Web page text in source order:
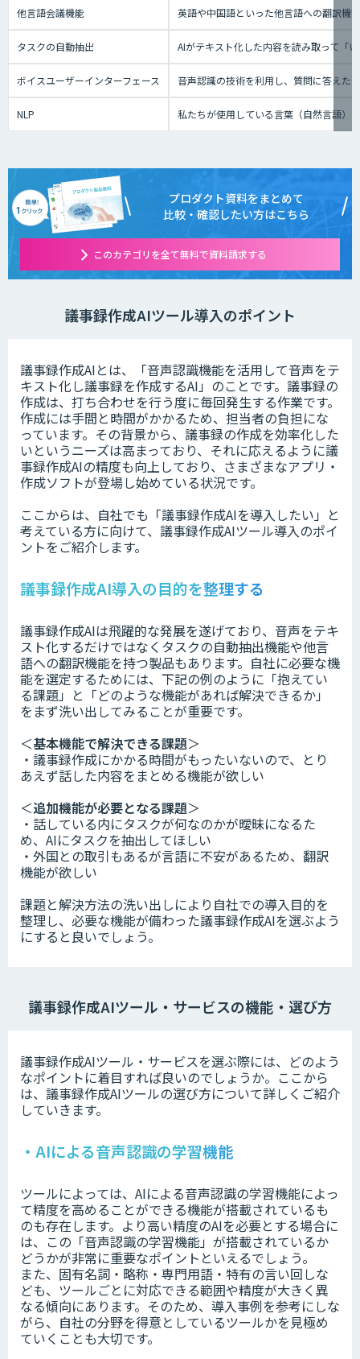
他言語会議機能 英語や中国語といった他言語への翻訳機
タスクの自動抽出 AIがテキスト化した内容を読み取って「
ボイスユーザーインターフェース 音声認識の技術を利用し、質問に答えた
NLP 私たちが使用している言葉（自然言語）
プロダクト資料をまとめて
比較・確認したい方はこちら
このカテゴリを全て無料で資料請求する
議事録作成AIツール導入のポイント
議事録作成AIとは、「音声認識機能を活用して音声をテ
キスト化し議事録を作成するAI」のことです。議事録の
作成は、打ち合わせを行う度に毎回発生する作業です。
作成には手間と時間がかかるため、担当者の負担にな
っています。その背景から、議事録の作成を効率化した
いというニーズは高まっており、それに応えるように議
事録作成AIの精度も向上しており、さまざまなアプリ・
作成ソフトが登場し始めている状況です。
ここからは、自社でも「議事録作成AIを導入したい」と
考えている方に向けて、議事録作成AIツール導入のポイ
ントをご紹介します。
議事録作成AI導入の目的を整理する
議事録作成AIは飛躍的な発展を遂げており、音声をテキ
スト化するだけではなくタスクの自動抽出機能や他言
語への翻訳機能を持つ製品もあります。自社に必要な機
能を選定するためには、下記の例のように「抱えてい
る課題」と「どのような機能があれば解決できるか」
をまず洗い出してみることが重要です。
＜基本機能で解決できる課題＞
・議事録作成にかかる時間がもったいないので、とり
あえず話した内容をまとめる機能が欲しい
＜追加機能が必要となる課題＞
・話している内にタスクが何なのかが曖昧になるた
め、AIにタスクを抽出してほしい
・外国との取引もあるが言語に不安があるため、翻訳
機能が欲しい
課題と解決方法の洗い出しにより自社での導入目的を
整理し、必要な機能が備わった議事録作成AIを選ぶよう
にすると良いでしょう。
議事録作成AIツール・サービスの機能・選び方
議事録作成AIツール・サービスを選ぶ際には、どのよう
なポイントに着目すれば良いのでしょうか。ここから
は、議事録作成AIツールの選び方について詳しくご紹介
していきます。
・AIによる音声認識の学習機能
ツールによっては、AIによる音声認識の学習機能によっ
て精度を高めることができる機能が搭載されているも
のも存在します。より高い精度のAIを必要とする場合に
は、この「音声認識の学習機能」が搭載されているか
どうかが非常に重要なポイントといえるでしょう。
また、固有名詞・略称・専門用語・特有の言い回しな
ども、ツールごとに対応できる範囲や精度が大きく異
なる傾向にあります。そのため、導入事例を参考にしな
がら、自社の分野を得意としているツールかを見極め
ていくことも大切です。